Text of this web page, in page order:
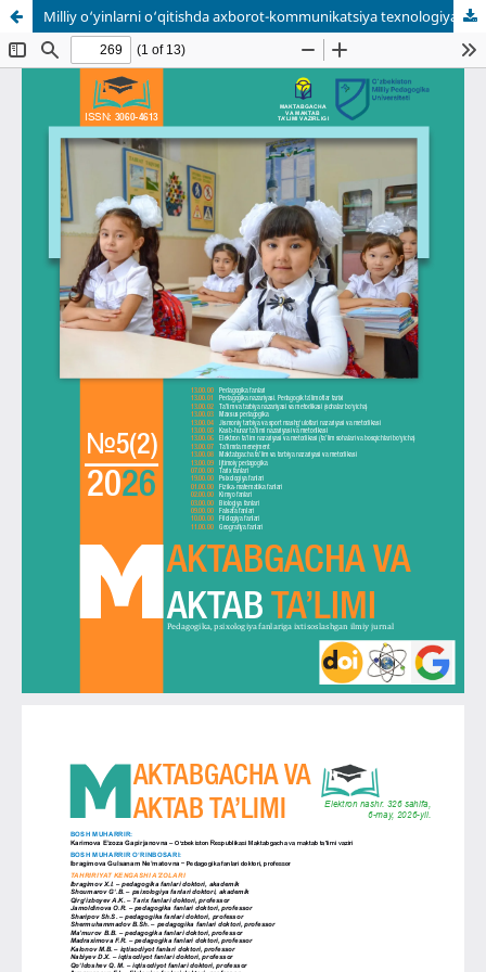
Milliy o‘yinlarni o‘qitishda axborot-kommunikatsiya texnologiyalarining pedagogik imkoniyatlari